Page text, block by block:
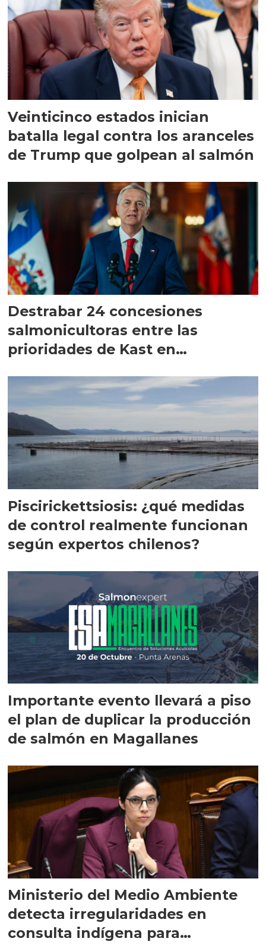
Veinticinco estados inician
batalla legal contra los aranceles
de Trump que golpean al salmón
Destrabar 24 concesiones
salmonicultoras entre las
prioridades de Kast en
Piscirickettsiosis: ¿qué medidas
de control realmente funcionan
según expertos chilenos?
Importante evento llevará a piso
el plan de duplicar la producción
de salmón en Magallanes
Ministerio del Medio Ambiente
detecta irregularidades en
consulta indígena para